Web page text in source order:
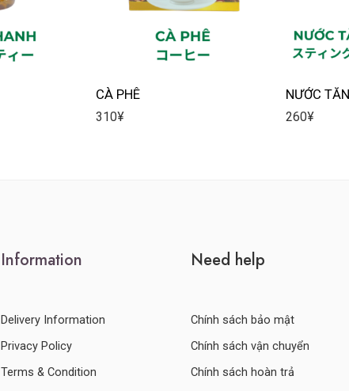
CÀ PHÊ
310¥
NƯỚC
260¥
Information
Delivery Information
Privacy Policy
Terms & Condition
Need help
Chính sách bảo mật
Chính sách vận chuyển
Chính sách hoàn trả